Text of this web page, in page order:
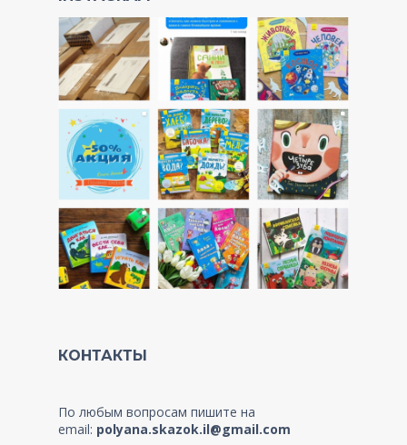
КОНТАКТЫ
По любым вопросам пишите на
email: polyana.skazok.il@gmail.com